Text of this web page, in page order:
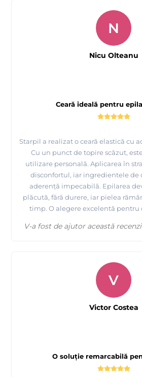
Tutorial epilare axila cu ceara
topire scazut -
Epilare mustata cu ceara
MAYSTAR
Ceară ideală pentru
Starpil a realizat o ceară elastică cu
Cu un punct de topire scăzut,
utilizare personală. Aplicarea în
disconfortul, iar ingredientele de
aderență impecabilă. Epilarea
plăcută, fără durere, iar pielea
timp. O alegere excelentă pentru
N
Nicu Olteanu
V-a fost de ajutor această
O soluție remarcabilă
V
Victor Costea